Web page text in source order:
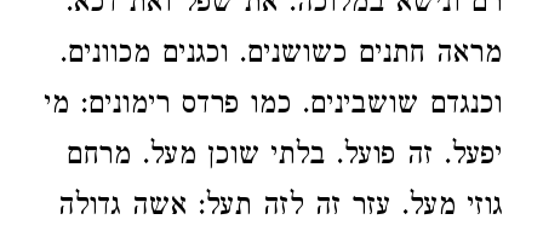
מראה חתנים כשושנים. וכגנים מכוונים.
וכנגדם שושבינים. כמו פרדס רימונים: מי
יפעל. זה פועל. בלתי שוכן מעל. מרחם
גוזי מעל. עזר זה לזה תעל: אשה גדולה